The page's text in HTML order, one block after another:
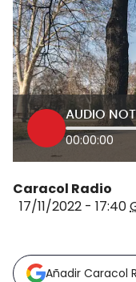
00:00:00
Caracol Radio
17/11/2022 - 17:40
Añadir Caracol